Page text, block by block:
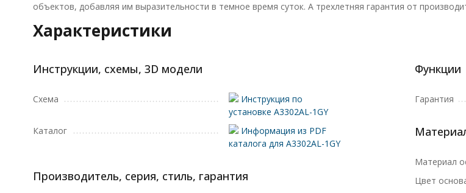
объектов, добавляя им выразительности в темное время суток. А трехлетняя гарантия от
Характеристики
Инструкции, схемы, 3D модели
Схема
Инструкция по
установке A3302AL-1GY
Каталог
Информация из PDF
каталога для A3302AL-1GY
Производитель, серия, стиль, гарантия
Функции
Гарантия
Материал
Цвет